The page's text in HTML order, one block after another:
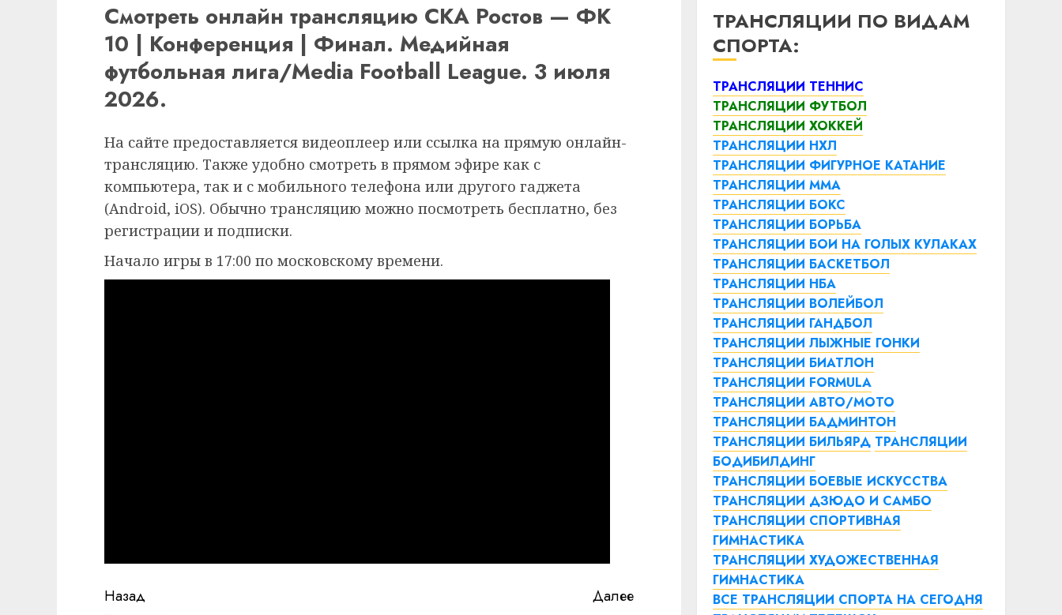
Смотреть онлайн трансляцию СКА Ростов — ФК
10 | Конференция | Финал. Медийная
футбольная лига/Media Football League. 3 июля
2026.
На сайте предоставляется видеоплеер или ссылка на прямую онлайн-
трансляцию. Также удобно смотреть в прямом эфире как с
компьютера, так и с мобильного телефона или другого гаджета
(Android, iOS). Обычно трансляцию можно посмотреть бесплатно, без
регистрации и подписки.
Начало игры в 17:00 по московскому времени.
Продолжить
Назад Далее
ТРАНСЛЯЦИИ ПО ВИДАМ
СПОРТА:
ТРАНСЛЯЦИИ ТЕННИС
ТРАНСЛЯЦИИ ФУТБОЛ
ТРАНСЛЯЦИИ ХОККЕЙ
ТРАНСЛЯЦИИ НХЛ
ТРАНСЛЯЦИИ ФИГУРНОЕ КАТАНИЕ
ТРАНСЛЯЦИИ ММА
ТРАНСЛЯЦИИ БОКС
ТРАНСЛЯЦИИ БОРЬБА
ТРАНСЛЯЦИИ БОИ НА ГОЛЫХ КУЛАКАХ
ТРАНСЛЯЦИИ БАСКЕТБОЛ
ТРАНСЛЯЦИИ НБА
ТРАНСЛЯЦИИ ВОЛЕЙБОЛ
ТРАНСЛЯЦИИ ГАНДБОЛ
ТРАНСЛЯЦИИ ЛЫЖНЫЕ ГОНКИ
ТРАНСЛЯЦИИ БИАТЛОН
ТРАНСЛЯЦИИ FORMULA
ТРАНСЛЯЦИИ АВТО/МОТО
ТРАНСЛЯЦИИ БАДМИНТОН
ТРАНСЛЯЦИИ БИЛЬЯРД ТРАНСЛЯЦИИ
БОДИБИЛДИНГ
ТРАНСЛЯЦИИ БОЕВЫЕ ИСКУССТВА
ТРАНСЛЯЦИИ ДЗЮДО И САМБО
ТРАНСЛЯЦИИ СПОРТИВНАЯ
ГИМНАСТИКА
ТРАНСЛЯЦИИ ХУДОЖЕСТВЕННАЯ
ГИМНАСТИКА
ВСЕ ТРАНСЛЯЦИИ СПОРТА НА СЕГОДНЯ